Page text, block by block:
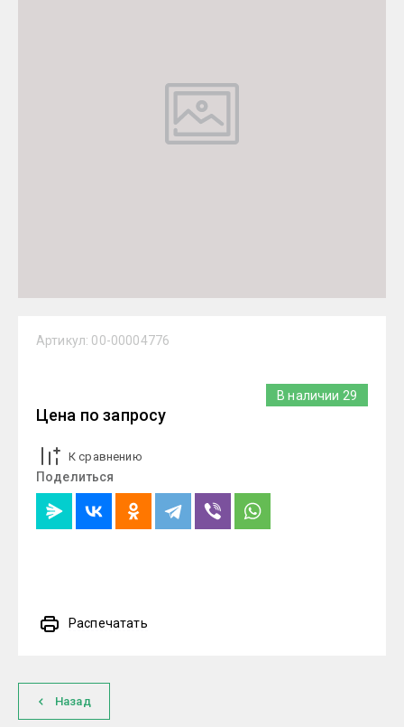
Артикул: 00-00004776
В наличии 29
Цена по запросу
К сравнению
Поделиться
Распечатать
Назад